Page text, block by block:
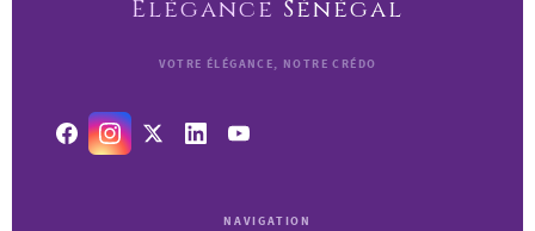
Élégance Sénégal
VOTRE ÉLÉGANCE, NOTRE CRÉDO
NAVIGATION